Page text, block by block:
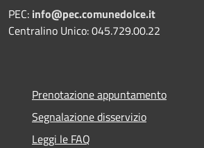
PEC: info@pec.comunedolce.it
Centralino Unico: 045.729.00.22
Prenotazione appuntamento
Segnalazione disservizio
Leggi le FAQ